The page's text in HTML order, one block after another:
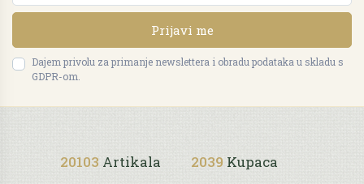
Prijavi me
Dajem privolu za primanje newslettera i obradu podataka u skladu s
GDPR-om.
20103 Artikala 2039 Kupaca